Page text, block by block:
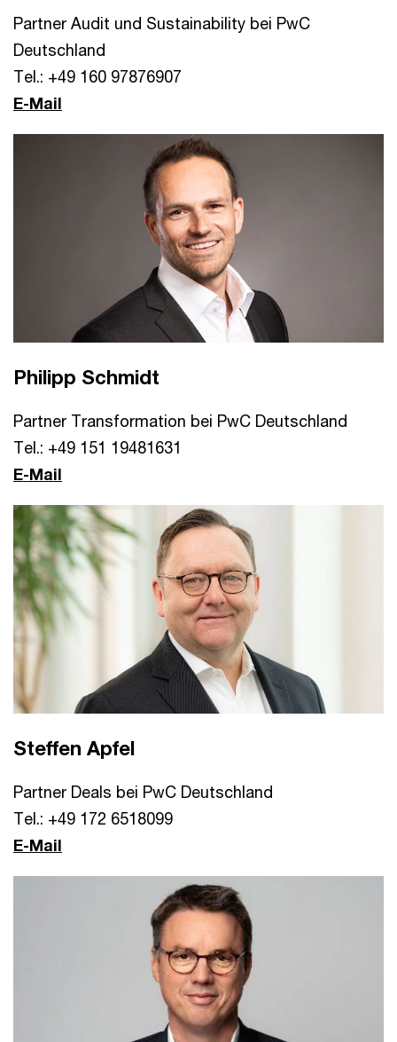
Partner Audit und Sustainability bei PwC
Deutschland
Tel.: +49 160 97876907
E-Mail
Philipp Schmidt
Partner Transformation bei PwC Deutschland
Tel.: +49 151 19481631
E-Mail
Steffen Apfel
Partner Deals bei PwC Deutschland
Tel.: +49 172 6518099
E-Mail